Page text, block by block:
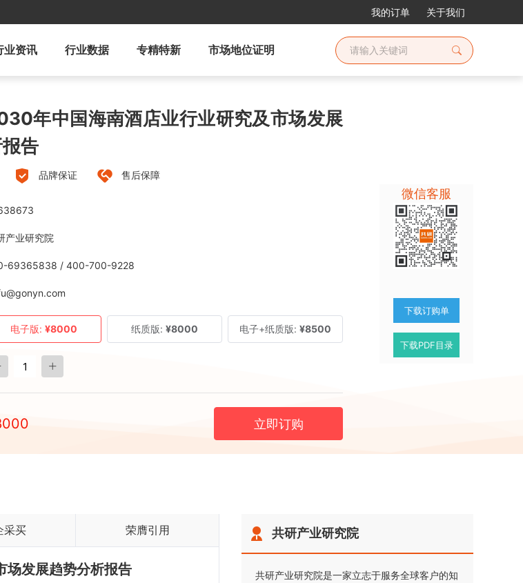
我的订单 关于我们
业资讯 行业数据 专精特新 市场地位证明
年中国海南酒店业行业研究及市场发展
告
品牌保证 售后保障
产业研究院
69365838 / 400-700-9228
电子版: ¥8000 纸质版: ¥8000 电子+纸质版: ¥8500
立即订购
微信客服
下载订购单
下载PDF目录
采买 荣膺引用
发展趋势分析报告
共研产业研究院
共研产业研究院是一家立志于服务全球客户的知